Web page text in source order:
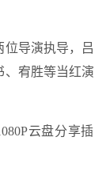
位导演执导，吕
、宥胜等当红演